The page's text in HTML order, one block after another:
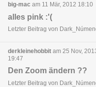
big-mac am 11 Mär, 2012 18:10
alles pink :'(
Letzter Beitrag von
derkleinehobbit am 25 Nov,
19:47
Den Zoom ändern ??
Letzter Beitrag von